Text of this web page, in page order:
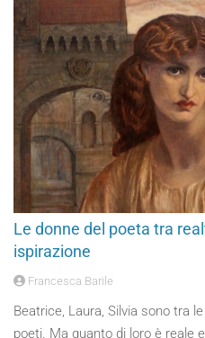
Le donne del poeta tra
ispirazione
Francesca Barile
Beatrice, Laura, Silvia sono tra
poeti. Ma quanto di loro è reale